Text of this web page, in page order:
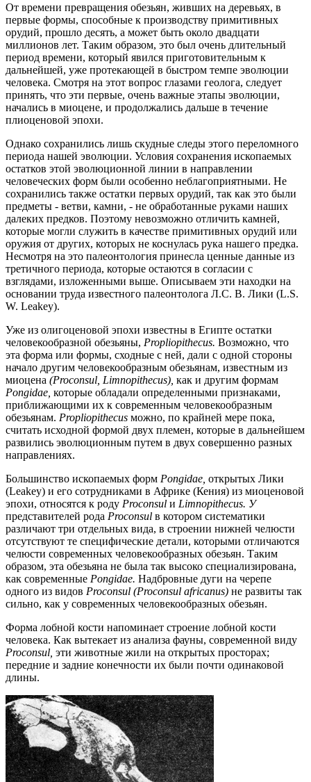
От времени превращения обезьян, живших на деревьях, в
первые формы, способные к производству примитивных
орудий, прошло десять, а может быть около двадцати
миллионов лет. Таким образом, это был очень длительный
период времени, который явился приготовительным к
дальнейшей, уже протекающей в быстром темпе эволюции
человека. Смотря на этот вопрос глазами геолога, следует
принять, что эти первые, очень важные этапы эволюции,
начались в миоцене, и продолжались дальше в течение
плиоценовой эпохи.
Однако сохранились лишь скудные следы этого переломного
периода нашей эволюции. Условия сохранения ископаемых
остатков этой эволюционной линии в направлении
человеческих форм были особенно неблагоприятными. Не
сохранились также остатки первых орудий, так как это были
предметы - ветви, камни, - не обработанные руками наших
далеких предков. Поэтому невозможно отличить камней,
которые могли служить в качестве примитивных орудий или
оружия от других, которых не коснулась рука нашего предка.
Несмотря на это палеонтология принесла ценные данные из
третичного периода, которые остаются в согласии с
взглядами, изложенными выше. Описываем эти находки на
основании труда известного палеонтолога Л.С. В. Лики (L.S.
W. Leakey).
Уже из олигоценовой эпохи известны в Египте остатки
человекообразной обезьяны, Propliopithecus. Возможно, что
эта форма или формы, сходные с ней, дали с одной стороны
начало другим человекообразным обезьянам, известным из
миоцена (Proconsul, Limnopithecus), как и другим формам
Pongidae, которые обладали определенными признаками,
приближающими их к современным человекообразным
обезьянам. Propliopithecus можно, по крайней мере пока,
считать исходной формой двух племен, которые в дальнейшем
развились эволюционным путем в двух совершенно разных
направлениях.
Большинство ископаемых форм Pongidae, открытых Лики
(Leakey) и его сотрудниками в Африке (Кения) из миоценовой
эпохи, относятся к роду Proconsul и Limnopithecus. У
представителей рода Proconsul в котором систематики
различают три отдельных вида, в строении нижней челюсти
отсутствуют те специфические детали, которыми отличаются
челюсти современных человекообразных обезьян. Таким
образом, эта обезьяна не была так высоко специализирована,
как современные Pongidae. Надбровные дуги на черепе
одного из видов Proconsul (Proconsul africanus) не развиты так
сильно, как у современных человекообразных обезьян.
Форма лобной кости напоминает строение лобной кости
человека. Как вытекает из анализа фауны, современной виду
Proconsul, эти животные жили на открытых просторах;
передние и задние конечности их были почти одинаковой
длины.